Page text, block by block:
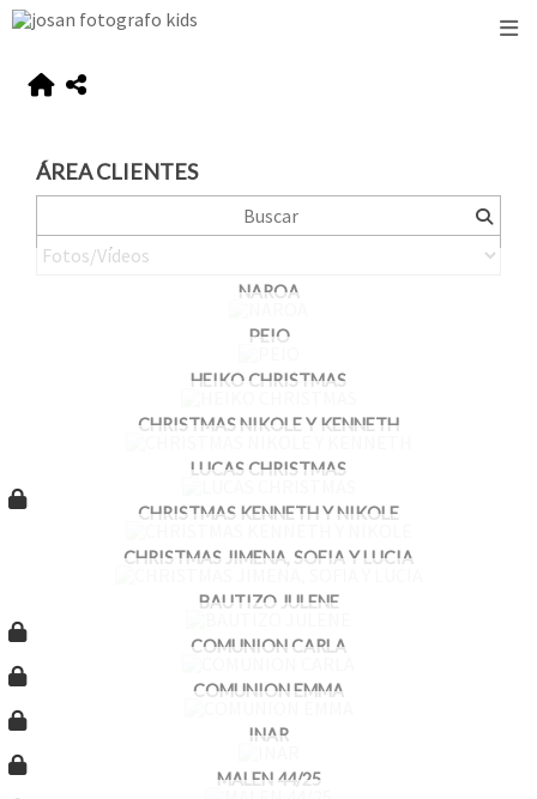
ÁREA CLIENTES
NAROA
PEIO
HEIKO CHRISTMAS
CHRISTMAS NIKOLE Y KENNETH
LUCAS CHRISTMAS
CHRISTMAS KENNETH Y NIKOLE
CHRISTMAS JIMENA, SOFIA Y LUCIA
BAUTIZO JULENE
COMUNION CARLA
COMUNION EMMA
INAR
MALEN 44/25